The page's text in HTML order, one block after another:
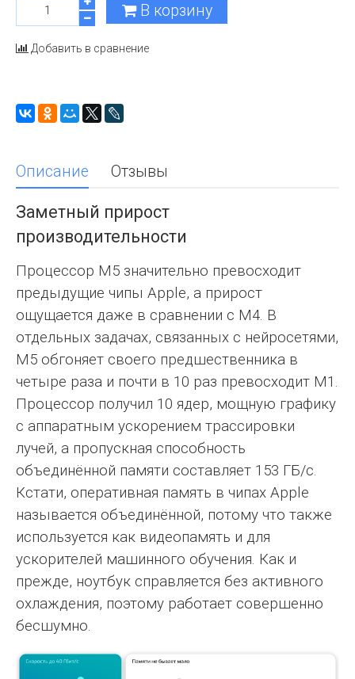
В корзину
Добавить в сравнение
Описание Отзывы
Заметный прирост
производительности
Процессор M5 значительно превосходит
предыдущие чипы Apple, а прирост
ощущается даже в сравнении с M4. В
отдельных задачах, связанных с нейросетями,
M5 обгоняет своего предшественника в
четыре раза и почти в 10 раз превосходит M1.
Процессор получил 10 ядер, мощную графику
с аппаратным ускорением трассировки
лучей, а пропускная способность
объединённой памяти составляет 153 ГБ/с.
Кстати, оперативная память в чипах Apple
называется объединённой, потому что также
используется как видеопамять и для
ускорителей машинного обучения. Как и
прежде, ноутбук справляется без активного
охлаждения, поэтому работает совершенно
бесшумно.